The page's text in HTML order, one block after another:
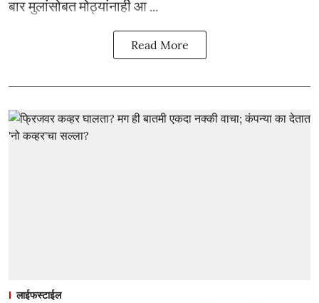
बार मुलांसोबत मोठ्यांनाही आ ...
Read More
लाईफस्टाईल